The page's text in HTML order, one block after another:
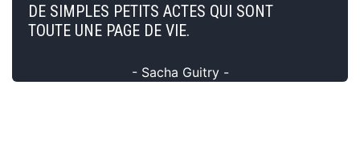
DE SIMPLES PETITS ACTES QUI SONT
TOUTE UNE PAGE DE VIE.
- Sacha Guitry -